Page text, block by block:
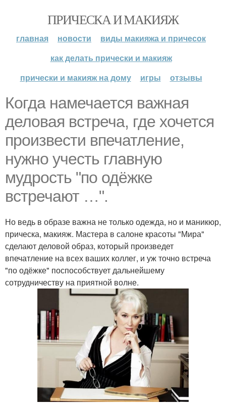
ПРИЧЕСКА И МАКИЯЖ
главная новости
виды макияжа и причесок
как делать прически и макияж
прически и макияж на дому
игры отзывы
Когда намечается важная
деловая встреча, где хочется
произвести впечатление,
нужно учесть главную
мудрость "по одёжке
встречают …".
Но ведь в образе важна не только одежда, но и маникюр,
прическа, макияж. Мастера в салоне красоты "Мира"
сделают деловой образ, который произведет
впечатление на всех ваших коллег, и уж точно встреча
"по одёжке" поспособствует дальнейшему
сотрудничеству на приятной волне.